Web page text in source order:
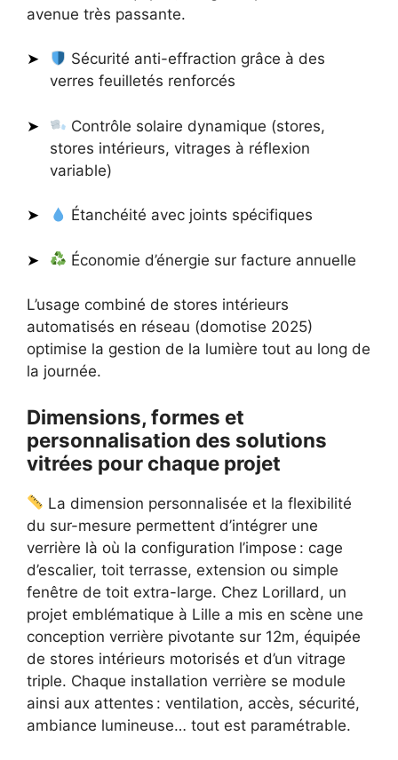
avenue très passante.
Sécurité anti-effraction grâce à des
verres feuilletés renforcés
Contrôle solaire dynamique (stores,
stores intérieurs, vitrages à réflexion
variable)
Étanchéité avec joints spécifiques
Économie d’énergie sur facture annuelle
L’usage combiné de stores intérieurs
automatisés en réseau (domotise 2025)
optimise la gestion de la lumière tout au long de
la journée.
Dimensions, formes et
personnalisation des solutions
vitrées pour chaque projet
La dimension personnalisée et la flexibilité
du sur-mesure permettent d’intégrer une
verrière là où la configuration l’impose : cage
d’escalier, toit terrasse, extension ou simple
fenêtre de toit extra-large. Chez Lorillard, un
projet emblématique à Lille a mis en scène une
conception verrière pivotante sur 12m, équipée
de stores intérieurs motorisés et d’un vitrage
triple. Chaque installation verrière se module
ainsi aux attentes : ventilation, accès, sécurité,
ambiance lumineuse… tout est paramétrable.